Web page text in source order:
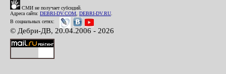
СМИ не получает субсидий.
Адреса сайта: DEBRI-DV.COM DEBRI-DV.RU
В социальных сетях:
© Дебри-ДВ, 20.04.2006 - 2026